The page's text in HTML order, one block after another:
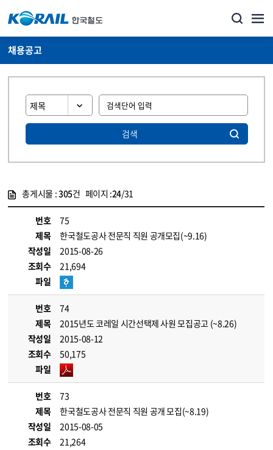
채용공고
검색
총게시물 :305건 페이지 :24/31
번호
75
제목
한국철도공사 전문직 직원 공개모집(~9.16)
작성일
2015-08-26
조회수
21,694
파일
번호
74
제목
2015년도 코레일 시간선택제 사원 모집공고 (~8.26)
작성일
2015-08-12
조회수
50,175
파일
번호
73
제목
한국철도공사 전문직 직원 공개 모집(~8.19)
작성일
2015-08-05
조회수
21,264